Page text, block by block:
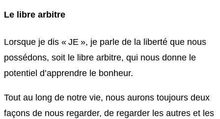
Le libre arbitre
Lorsque je dis « JE », je parle de la liberté que nous
possédons, soit le libre arbitre, qui nous donne le
potentiel d’apprendre le bonheur.
Tout au long de notre vie, nous aurons toujours deux
façons de nous regarder, de regarder les autres et les